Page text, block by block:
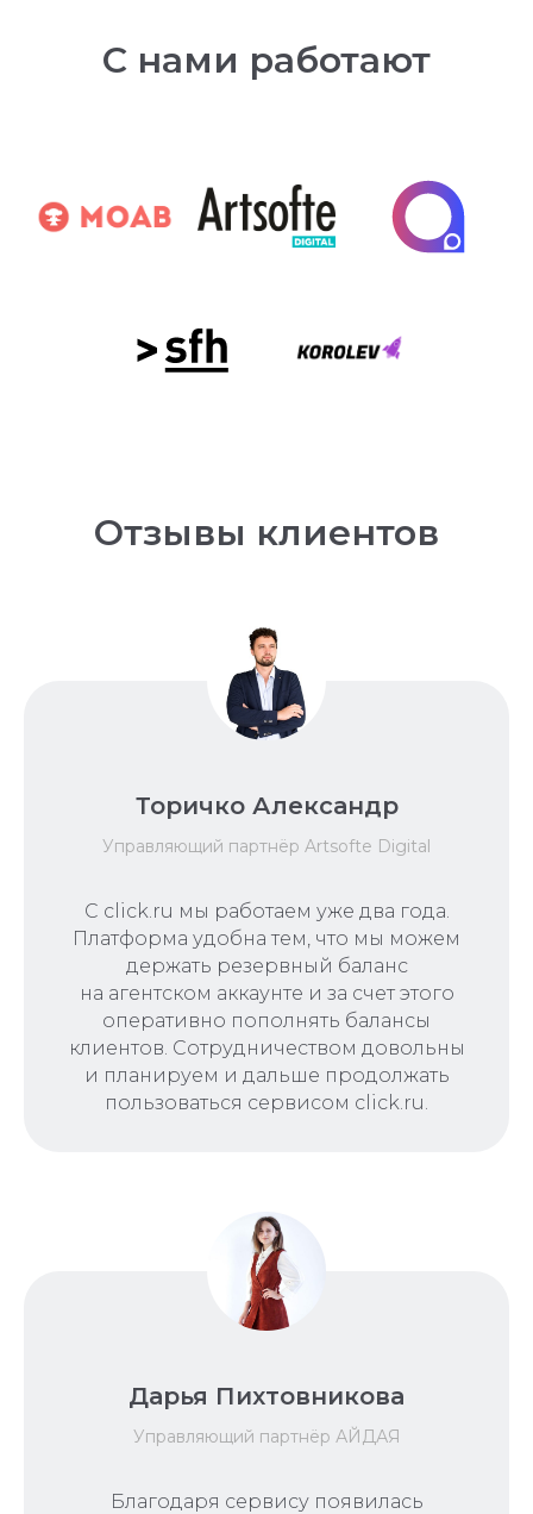
С нами работают
Отзывы клиентов
Торичко Александр
Управляющий партнёр Artsofte Digital
С click.ru мы работаем уже два года.
Платформа удобна тем, что мы можем
держать резервный баланс
на агентском аккаунте и за счет этого
оперативно пополнять балансы
клиентов. Сотрудничеством довольны
и планируем и дальше продолжать
пользоваться сервисом click.ru.
Дарья Пихтовникова
Управляющий партнёр АЙДАЯ
Благодаря сервису появилась